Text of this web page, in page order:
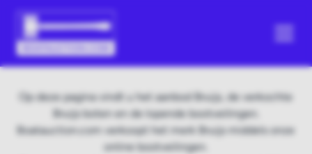
Op deze pagina vindt u het aanbod Bruijs, de verkochte
Bruijs boten en de lopende bootveilingen.
Boatauction.com verkoopt het merk Bruijs middels onze
online bootveilingen.